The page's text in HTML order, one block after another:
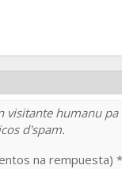
visitante humanu pa
d'spam.
na rempuesta) *